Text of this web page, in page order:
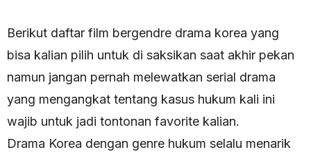
Berikut daftar film bergendre drama korea yang
bisa kalian pilih untuk di saksikan saat akhir pekan
namun jangan pernah melewatkan serial drama
yang mengangkat tentang kasus hukum kali ini
wajib untuk jadi tontonan favorite kalian.
Drama Korea dengan genre hukum selalu menarik